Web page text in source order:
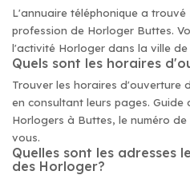
L'annuaire téléphonique a trouvé
profession de Horloger Buttes.
l'activité Horloger dans la ville de
Quels sont les horaires
Trouver les horaires d'ouverture
en consultant leurs pages. Guide
Horlogers à Buttes, le numéro
vous.
Quelles sont les adresses
des Horloger?